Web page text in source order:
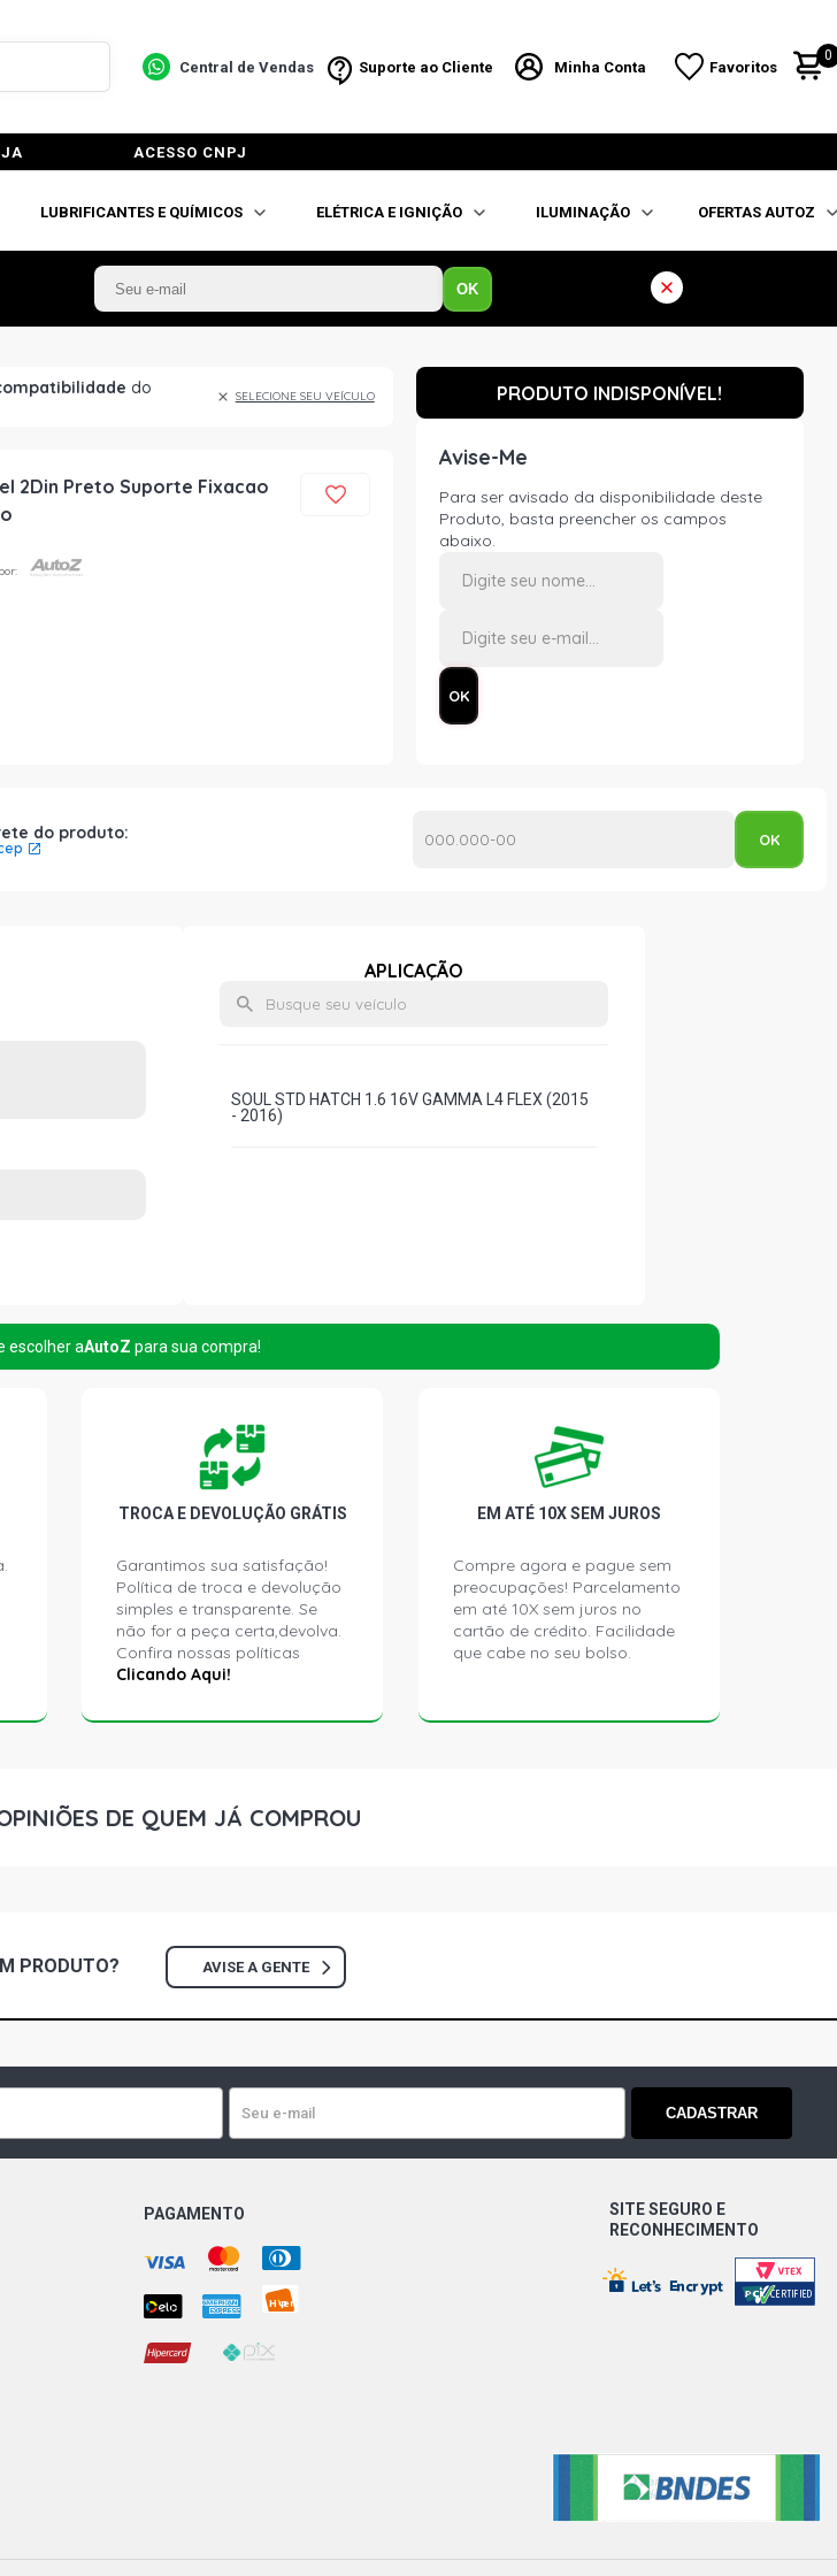
Central de Vendas Suporte ao Cliente Minha Conta Favoritos
0
ACESSO CNPJ
LUBRIFICANTES E QUÍMICOS ELÉTRICA E IGNIÇÃO ILUMINAÇÃO OFERTAS AUTOZ
OK
do
SELECIONE SEU VEÍCULO
2Din Preto Suporte Fixacao
PRODUTO INDISPONÍVEL!
Avise-Me
Para ser avisado da disponibilidade deste
Produto, basta preencher os campos
abaixo.
do produto:
APLICAÇÃO
SOUL STD HATCH 1.6 16V GAMMA L4 FLEX (2015
- 2016)
escolher aAutoZ para sua compra!
TROCA E DEVOLUÇÃO GRÁTIS
Garantimos sua satisfação!
Política de troca e devolução
simples e transparente. Se
não for a peça certa,devolva.
Confira nossas políticas
Clicando Aqui!
EM ATÉ 10X SEM JUROS
Compre agora e pague sem
preocupações! Parcelamento
em até 10X sem juros no
cartão de crédito. Facilidade
que cabe no seu bolso.
DE QUEM JÁ COMPROU
PRODUTO? AVISE A GENTE
CADASTRAR
PAGAMENTO
SITE SEGURO E
RECONHECIMENTO